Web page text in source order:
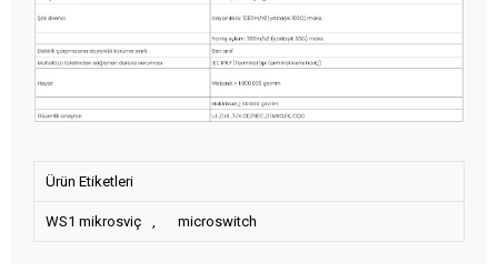
Ürün Etiketleri
WS1 mikrosviç , microswitch